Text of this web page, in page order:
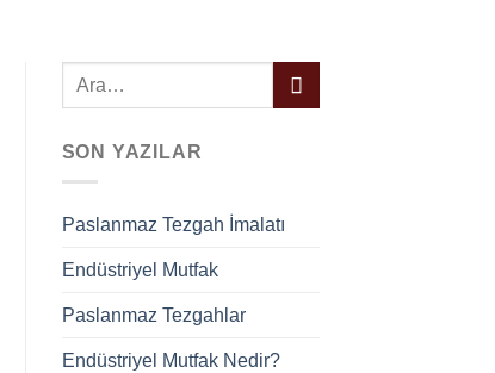
SON YAZILAR
Paslanmaz Tezgah İmalatı
Endüstriyel Mutfak
Paslanmaz Tezgahlar
Endüstriyel Mutfak Nedir?